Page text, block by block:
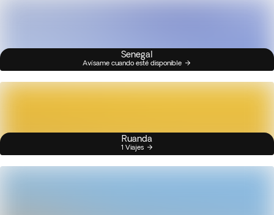
Senegal
Avísame cuando esté disponible
Ruanda
1 Viajes